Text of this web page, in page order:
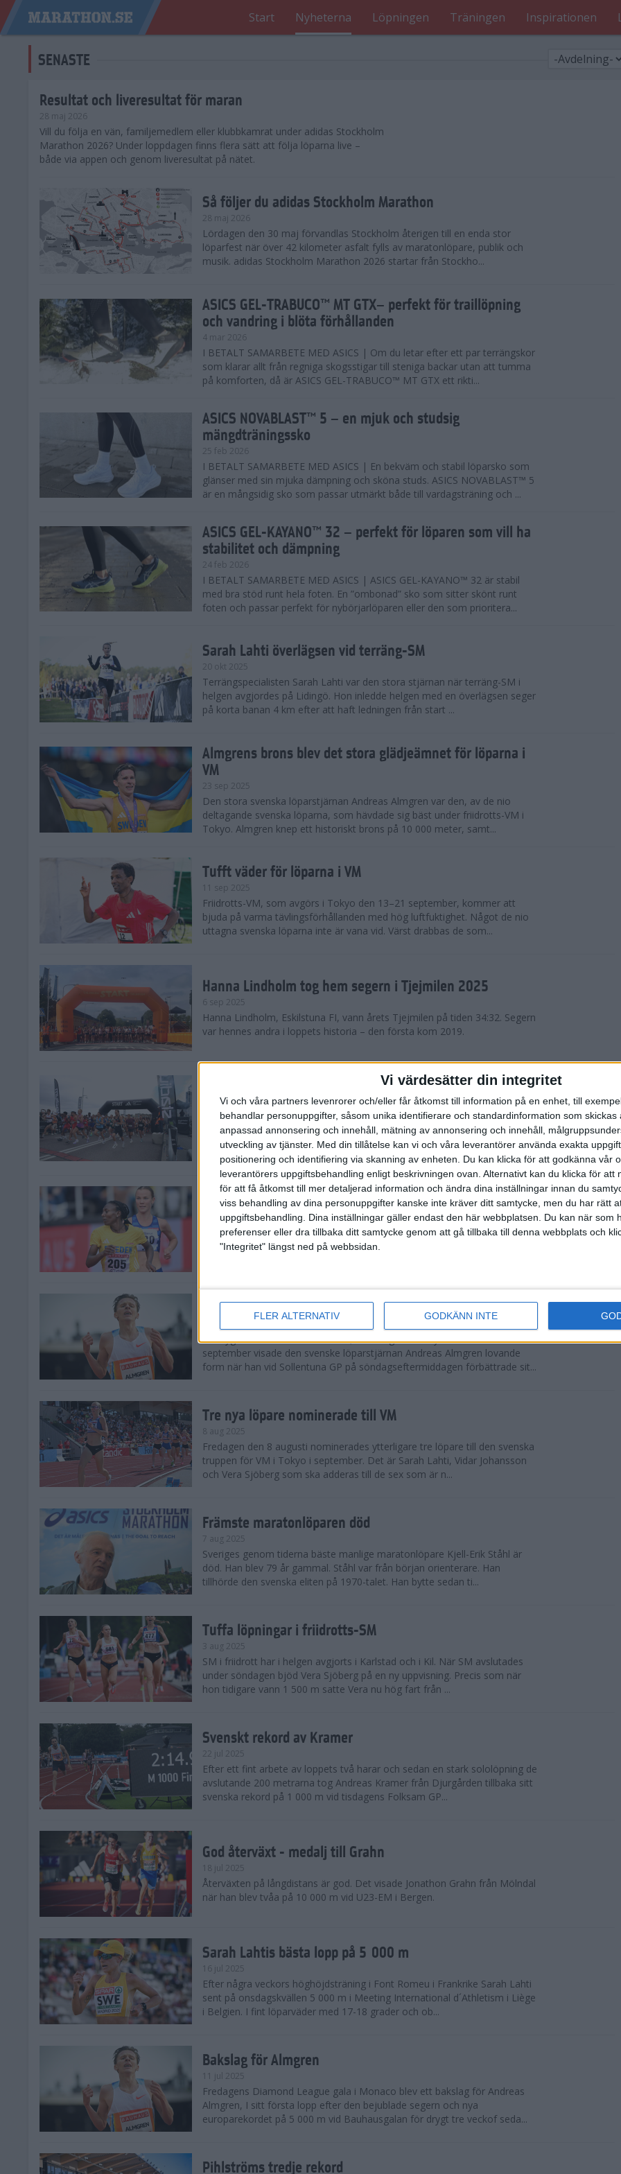
Vi värdesätter din integritet
Vi och våra partners levenrorer och/eller får åtkomst till information på en enhet, till
behandlar personuppgifter, såsom unika identifierare och standardinformation som skickas
anpassad annonsering och innehåll, mätning av annonsering och innehåll,
utveckling av tjänster. Med din tillåtelse kan vi och våra leverantörer använda exakta
positionering och identifiering via skanning av enheten. Du kan klicka för att godkänna vår
leverantörers uppgiftsbehandling enligt beskrivningen ovan. Alternativt kan du klicka för att
för att få åtkomst till mer detaljerad information och ändra dina inställningar innan du
viss behandling av dina personuppgifter kanske inte kräver ditt samtycke, men du har rätt
uppgiftsbehandling. Dina inställningar gäller endast den här webbplatsen. Du kan när som
preferenser eller dra tillbaka ditt samtycke genom att gå tillbaka till denna webbplats och
"Integritet" längst ned på webbsidan.
FLER ALTERNATIV GODKÄNN INTE
Start Nyheterna Löpningen Träningen Inspirationen
SENASTE
Resultat och liveresultat för maran
28 maj 2026
​Vill du följa en vän, familjemedlem eller klubbkamrat under adidas Stockholm
Marathon 2026? Under loppdagen finns flera sätt att följa löparna live –
både via appen och genom liveresultat på nätet.
Så följer du adidas Stockholm Marathon
28 maj 2026
Lördagen den 30 maj förvandlas Stockholm återigen till en enda stor
löparfest när över 42 kilometer asfalt fylls av maratonlöpare, publik och
musik. adidas Stockholm Marathon 2026 startar från Stockho...
ASICS GEL-TRABUCO™ MT GTX– perfekt för traillöpning
och vandring i blöta förhållanden
4 mar 2026
I BETALT SAMARBETE MED ASICS | Om du letar efter ett par terrängskor
som klarar allt från regniga skogsstigar till steniga backar utan att tumma
på komforten, då är ASICS GEL-TRABUCO™ MT GTX ett rikti...
ASICS NOVABLAST™ 5 – en mjuk och studsig
mängdträningssko
25 feb 2026
I BETALT SAMARBETE MED ASICS | En bekväm och stabil löparsko som
glänser med sin mjuka dämpning och sköna studs. ASICS NOVABLAST™ 5
är en mångsidig sko som passar utmärkt både till vardagsträning och ...
ASICS GEL-KAYANO™ 32 – perfekt för löparen som vill ha
stabilitet och dämpning
24 feb 2026
I BETALT SAMARBETE MED ASICS | ASICS GEL-KAYANO™ 32 är stabil
med bra stöd runt hela foten. En ”ombonad” sko som sitter skönt runt
foten och passar perfekt för nybörjarlöparen eller den som prioritera...
Sarah Lahti överlägsen vid terräng-SM
20 okt 2025
Terrängspecialisten Sarah Lahti var den stora stjärnan när terräng-SM i
helgen avgjordes på Lidingö. Hon inledde helgen med en överlägsen seger
på korta banan 4 km efter att haft ledningen från start ...
Almgrens brons blev det stora glädjeämnet för löparna i
VM
23 sep 2025
Den stora svenska löparstjärnan Andreas Almgren var den, av de nio
deltagande svenska löparna, som hävdade sig bäst under friidrotts-VM i
Tokyo. Almgren knep ett historiskt brons på 10 000 meter, samt...
Tufft väder för löparna i VM
11 sep 2025
Friidrotts-VM, som avgörs i Tokyo den 13–21 september, kommer att
bjuda på varma tävlingsförhållanden med hög luftfuktighet. Något de nio
uttagna svenska löparna inte är vana vid. Värst drabbas de som...
Hanna Lindholm tog hem segern i Tjejmilen 2025
6 sep 2025
Hanna Lindholm, Eskilstuna FI, vann årets Tjejmilen på tiden 34:32. Segern
var hennes andra i loppets historia – den första kom 2019.
Snabbaste segertiden på 12 år i rekordstort adidas
Stockholm Halvmaraton
30 aug 2025
Ett slutsålt och rekordstort adidas Stockholm Halvmaraton avgjordes i
nästintill perfekt löparväder. 18 grader, mulet och väldigt lite vind. Totalt
var 19,866 löpare anmälda, varav 15,807 kom till sta...
Löparna viktiga när Sverige vann Finnkampen
26 aug 2025
Den hundrade upplagan av Finnkampen, världens äldsta och största
landskamp i friidrott, avgjordes inför fullsatta läktare på Stockholms
Svenskt rekord när Almgren testade VM-formen
En dryg månad före friidrotts-VM, som avgörs i Tokyo den 13-21
september visade den svenske löparstjärnan Andreas Almgren lovande
form när han vid Sollentuna GP på söndagseftermiddagen förbättrade sit...
Tre nya löpare nominerade till VM
8 aug 2025
Fredagen den 8 augusti nominerades ytterligare tre löpare till den svenska
truppen för VM i Tokyo i september. Det är Sarah Lahti, Vidar Johansson
och Vera Sjöberg som ska adderas till de sex som är n...
Främste maratonlöparen död
7 aug 2025
Sveriges genom tiderna bäste manlige maratonlöpare Kjell-Erik Ståhl är
död. Han blev 79 år gammal. Ståhl var från början orienterare. Han
tillhörde den svenska eliten på 1970-talet. Han bytte sedan ti...
Tuffa löpningar i friidrotts-SM
3 aug 2025
SM i friidrott har i helgen avgjorts i Karlstad och i Kil. När SM avslutades
under söndagen bjöd Vera Sjöberg på en ny uppvisning. Precis som när
hon tidigare vann 1 500 m satte Vera nu hög fart från ...
Svenskt rekord av Kramer
22 jul 2025
Efter ett fint arbete av loppets två harar och sedan en stark sololöpning de
avslutande 200 metrarna tog Andreas Kramer från Djurgården tillbaka sitt
svenska rekord på 1 000 m vid tisdagens Folksam GP...
God återväxt - medalj till Grahn
18 jul 2025
Återväxten på långdistans är god. Det visade Jonathon Grahn från Mölndal
när han blev tvåa på 10 000 m vid U23-EM i Bergen.
Sarah Lahtis bästa lopp på 5 000 m
16 jul 2025
Efter några veckors höghöjdsträning i Font Romeu i Frankrike Sarah Lahti
sent på onsdagskvällen 5 000 m i Meeting International d´Athletism i Liège
i Belgien. I fint löparväder med 17-18 grader och ob...
Bakslag för Almgren
11 jul 2025
Fredagens Diamond League gala i Monaco blev ett bakslag för Andreas
Almgren, I sitt första lopp efter den bejublade segern och nya
europarekordet på 5 000 m vid Bauhausgalan för drygt tre veckof seda...
Pihlströms tredje rekord